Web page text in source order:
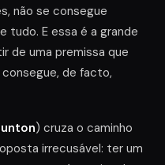
não se consegue
tudo. E essa é a grande
de uma premissa que
de facto,
) cruza o caminho
irrecusável: ter um